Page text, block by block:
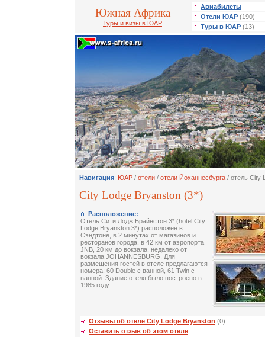
Южная Африка
Туры и визы в ЮАР
Авиабилеты
Отели ЮАР (190)
Туры в ЮАР (13)
Навигация: ЮАР / отели / отели Йоханнесбурга / отель City
City Lodge Bryanston (3*)
Расположение:
Отель Сити Лодж Брайнстон 3* (hotel City
Lodge Bryanston 3*) расположен в
Сэндтоне, в 2 минутах от магазинов и
ресторанов города, в 42 км от аэропорта
JNB, 20 км до вокзала, недалеко от
вокзала JOHANNESBURG. Для
размещения гостей в отеле предлагаются
номера: 60 Double с ванной, 61 Twin с
ванной. Здание отеля было построено в
1985 году.
Отзывы об отеле City Lodge Bryanston (0)
Оставить отзыв об этом отеле